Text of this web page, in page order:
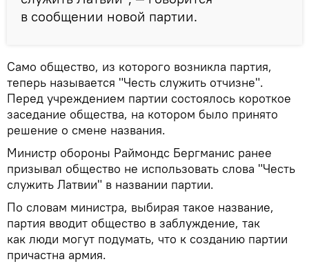
в сообщении новой партии.
Само общество, из которого возникла партия,
теперь называется "Честь служить отчизне".
Перед учреждением партии состоялось короткое
заседание общества, на котором было принято
решение о смене названия.
Министр обороны Раймондс Бергманис ранее
призывал общество не использовать слова "Честь
служить Латвии" в названии партии.
По словам министра, выбирая такое название,
партия вводит общество в заблуждение, так
как люди могут подумать, что к созданию партии
причастна армия.